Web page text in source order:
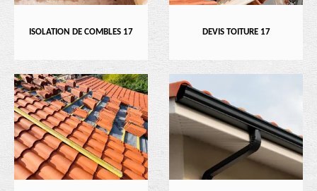
ISOLATION DE COMBLES 17 DEVIS TOITURE 17